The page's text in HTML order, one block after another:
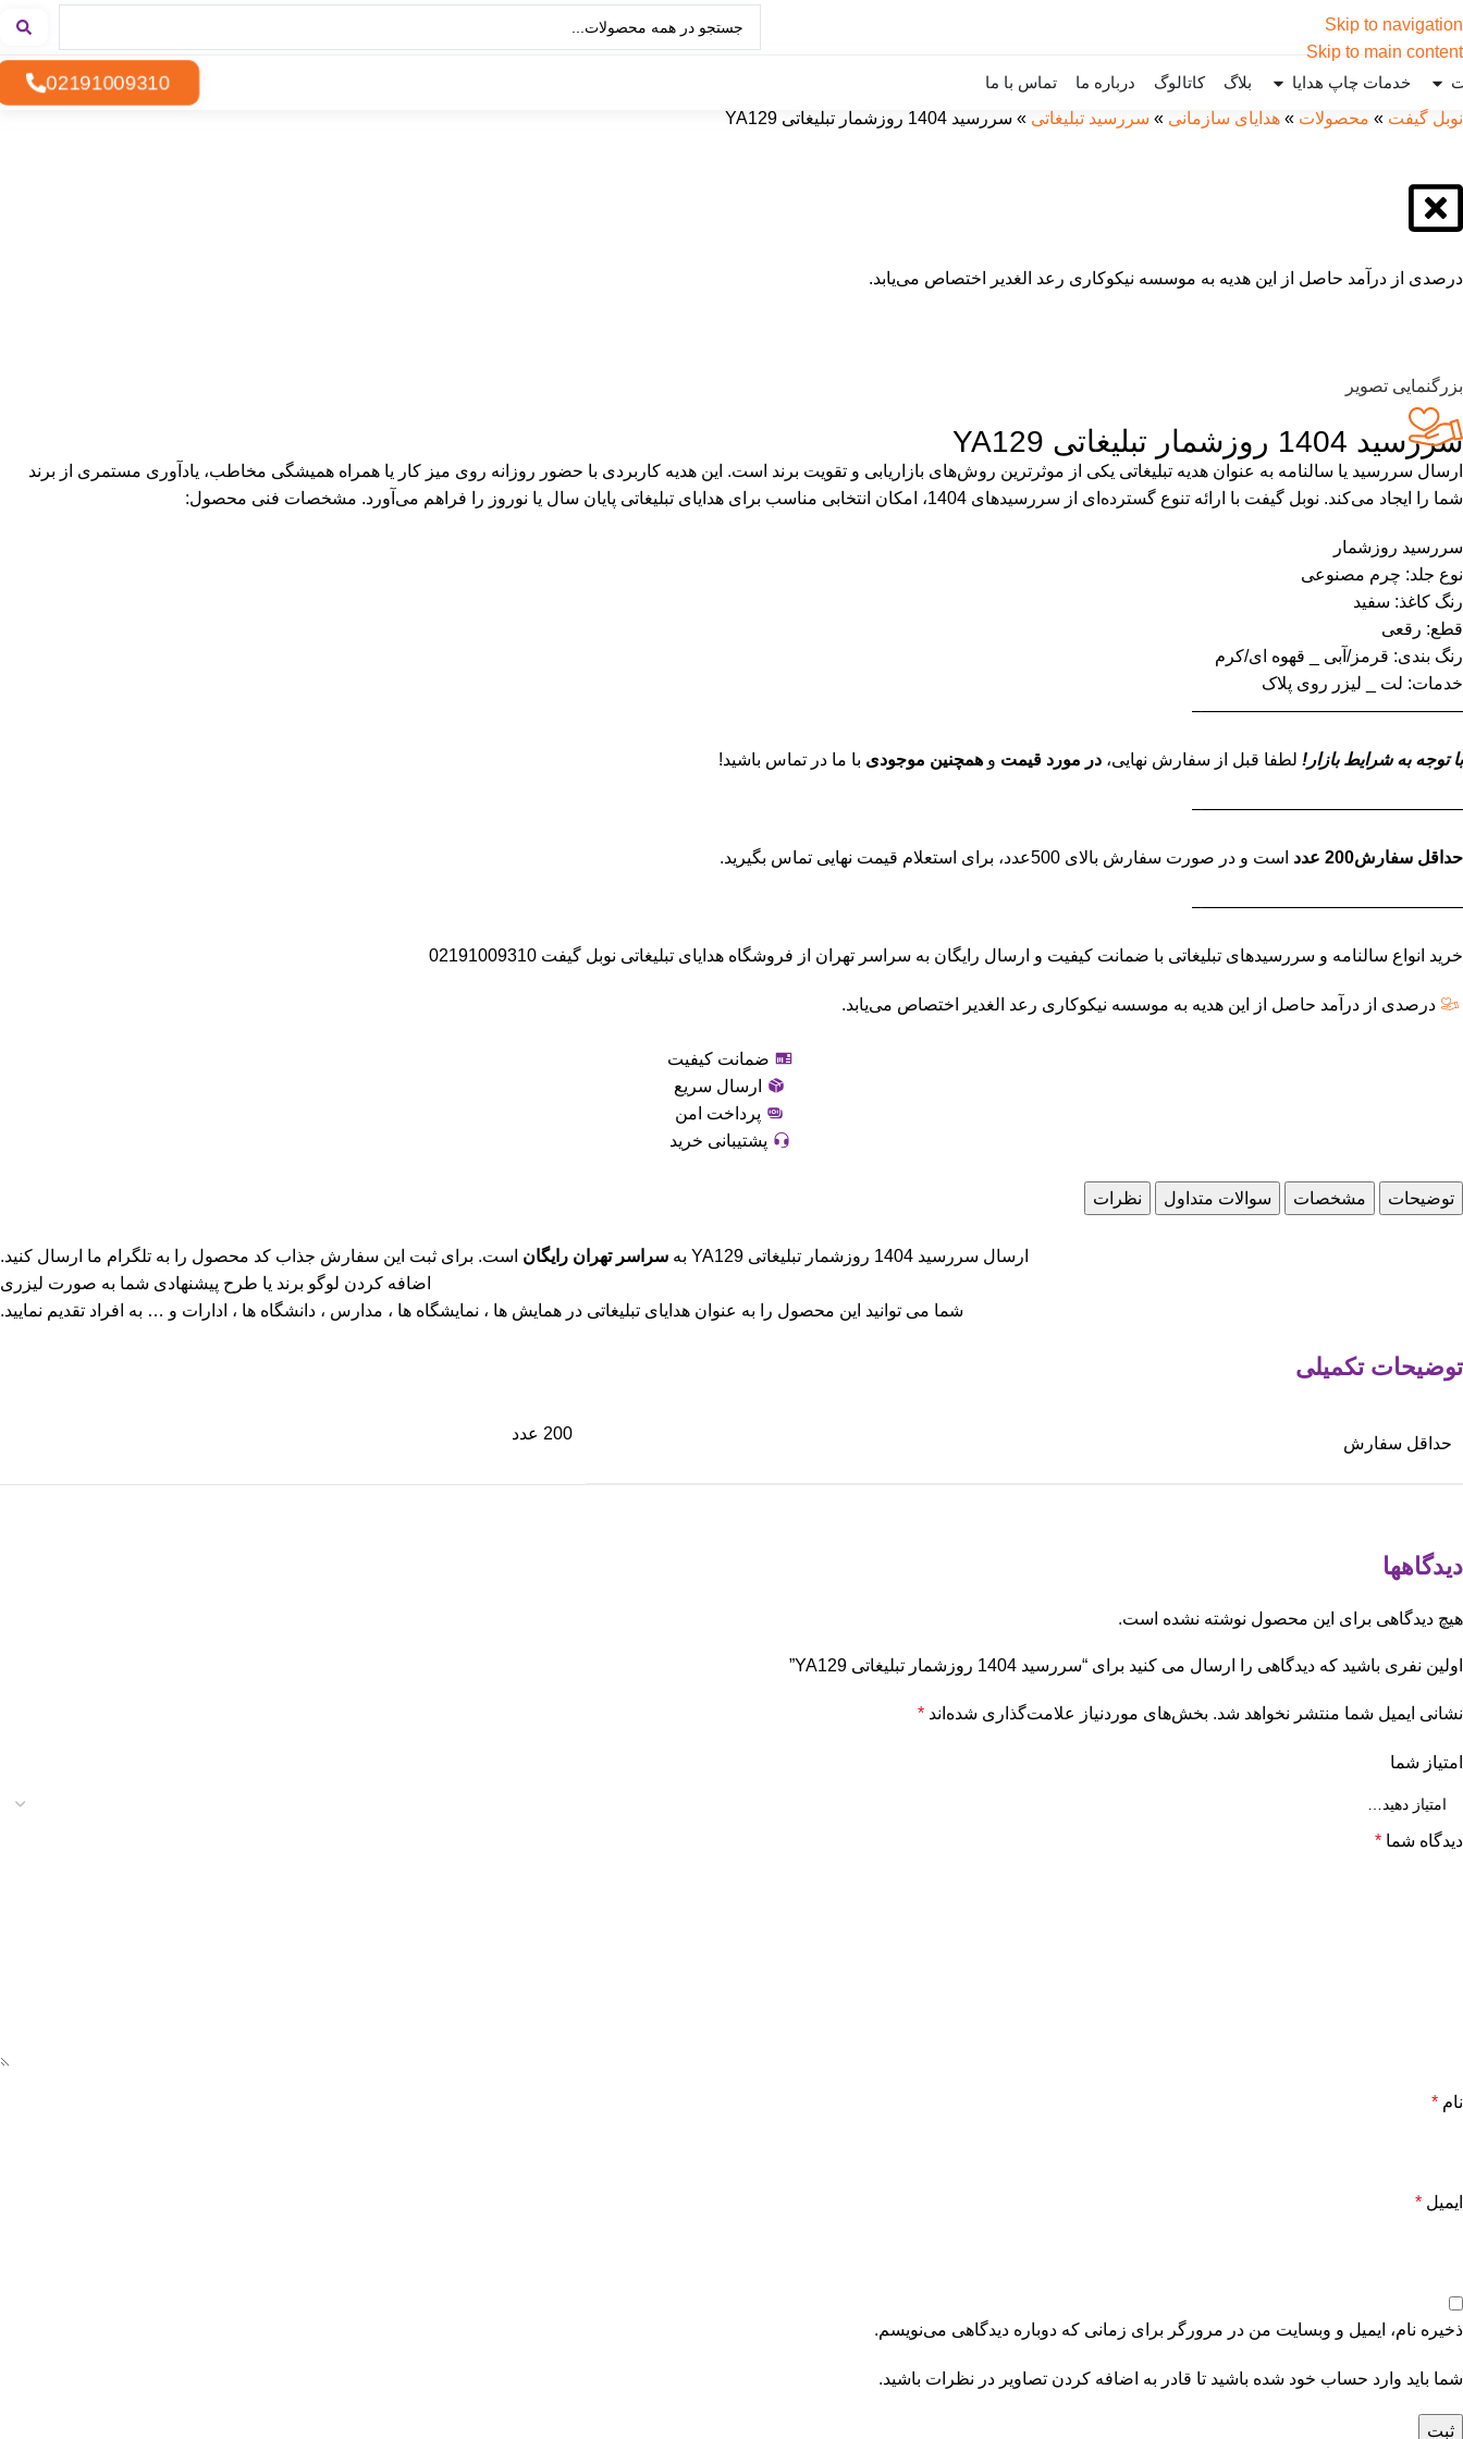
Skip to navigation
Skip to main content
خدمات چاپ هدایا بلاگ کاتالوگ درباره ما تماس با ما 02191009310
نوبل گیفت » محصولات » هدایای سازمانی » سررسید تبلیغاتی » سررسید 1404 روزشمار تبلیغاتی YA129
درصدی از درآمد حاصل از این هدیه به موسسه نیکوکاری رعد الغدیر اختصاص می‌یابد.
بزرگنمایی تصویر
سررسید 1404 روزشمار تبلیغاتی YA129
ارسال سررسید یا سالنامه به عنوان هدیه تبلیغاتی یکی از موثرترین روش‌های بازاریابی و تقویت برند است. این هدیه کاربردی با حضور روزانه روی میز کار یا همراه همیشگی مخاطب، یادآوری مستمری از برند
شما را ایجاد می‌کند. نوبل گیفت با ارائه تنوع گسترده‌ای از سررسیدهای 1404، امکان انتخابی مناسب برای هدایای تبلیغاتی پایان سال یا نوروز را فراهم می‌آورد. مشخصات فنی محصول:
سررسید روزشمار
نوع جلد: چرم مصنوعی
رنگ کاغذ: سفید
قطع: رقعی
رنگ بندی: قرمز/آبی _ قهوه ای/کرم
خدمات: لت _ لیزر روی پلاک
———————————————–
با توجه به شرایط بازار! لطفا قبل از سفارش نهایی، در مورد قیمت و همچنین موجودی با ما در تماس باشید!
———————————————–
حداقل سفارش200 عدد است و در صورت سفارش بالای 500عدد، برای استعلام قیمت نهایی تماس بگیرید.
———————————————–
خرید انواع سالنامه و سررسیدهای تبلیغاتی با ضمانت کیفیت و ارسال رایگان به سراسر تهران از فروشگاه هدایای تبلیغاتی نوبل گیفت 02191009310
درصدی از درآمد حاصل از این هدیه به موسسه نیکوکاری رعد الغدیر اختصاص می‌یابد.
ضمانت کیفیت
ارسال سریع
پرداخت امن
پشتیبانی خرید
توضیحات مشخصات سوالات متداول نظرات
ارسال سررسید 1404 روزشمار تبلیغاتی YA129 به سراسر تهران رایگان است. برای ثبت این سفارش جذاب کد محصول را به تلگرام ما ارسال کنید.
اضافه کردن لوگو برند یا طرح پیشنهادی شما به صورت لیزری
شما می توانید این محصول را به عنوان هدایای تبلیغاتی در همایش ها ، نمایشگاه ها ، مدارس ، دانشگاه ها ، ادارات و … به افراد تقدیم نمایید.
توضیحات تکمیلی
حداقل سفارش
200 عدد
دیدگاهها
هیچ دیدگاهی برای این محصول نوشته نشده است.
اولین نفری باشید که دیدگاهی را ارسال می کنید برای “سررسید 1404 روزشمار تبلیغاتی YA129”
نشانی ایمیل شما منتشر نخواهد شد. بخش‌های موردنیاز علامت‌گذاری شده‌اند *
امتیاز شما
دیدگاه شما *
نام *
ایمیل *
ذخیره نام، ایمیل و وبسایت من در مرورگر برای زمانی که دوباره دیدگاهی می‌نویسم.
شما باید وارد حساب خود شده باشید تا قادر به اضافه کردن تصاویر در نظرات باشید.